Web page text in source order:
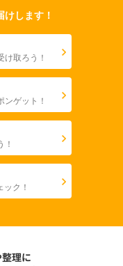
けします！
取ろう！
ゲット！
ク！